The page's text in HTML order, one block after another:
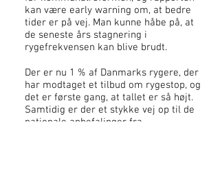
kan være early warning om, at bedre
tider er på vej. Man kunne håbe på, at
de seneste års stagnering i
rygefrekvensen kan blive brudt.
Der er nu 1 % af Danmarks rygere, der
har modtaget et tilbud om rygestop, og
det er første gang, at tallet er så højt.
Samtidig er der et stykke vej op til de
nationale anbefalinger fra